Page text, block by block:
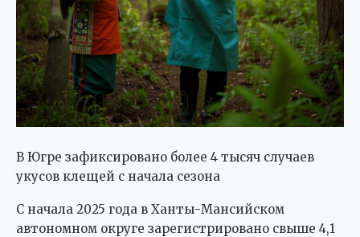
В Югре зафиксировано более 4 тысяч случаев
укусов клещей с начала сезона
С начала 2025 года в Ханты-Мансийском
автономном округе зарегистрировано свыше 4,1